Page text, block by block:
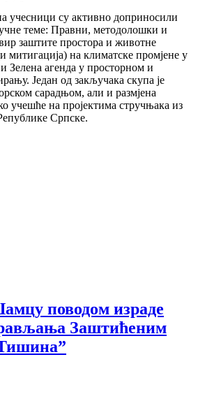
учесници су активно доприносили
теме: Правни, методолошки и
заштите простора и животне
митигација) на климатске промјене у
Зелена агенда у просторном и
Један од закључака скупа је
сарадњом, али и размјена
учешће на пројектима стручњака из
Српске.
поводом израде
Заштићеним